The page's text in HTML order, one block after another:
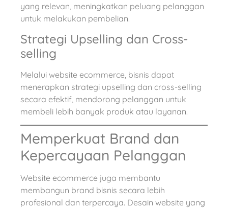
yang relevan, meningkatkan peluang pelanggan
untuk melakukan pembelian.
Strategi Upselling dan Cross-
selling
Melalui website ecommerce, bisnis dapat
menerapkan strategi upselling dan cross-selling
secara efektif, mendorong pelanggan untuk
membeli lebih banyak produk atau layanan.
Memperkuat Brand dan
Kepercayaan Pelanggan
Website ecommerce juga membantu
membangun brand bisnis secara lebih
profesional dan terpercaya. Desain website yang